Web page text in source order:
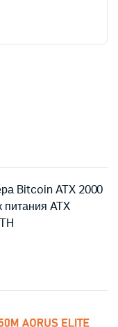
Bitcoin ATX 2000
питания ATX